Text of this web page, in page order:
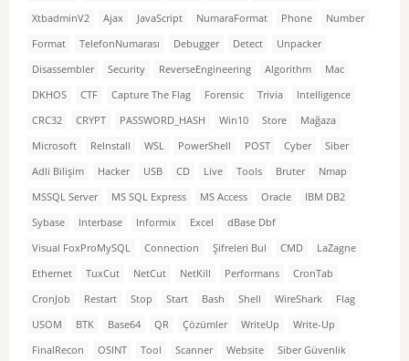
XtbadminV2
Ajax JavaScript NumaraFormat Phone
Number
Format
TelefonNumarası Debugger Detect
Unpacker
Disassembler
Security ReverseEngineering Algorithm
Mac
DKHOS
CTF Capture The Flag Forensic Trivia
Intelligence
CRC32
CRYPT PASSWORD_HASH Win10 Store
Mağaza
Microsoft
ReInstall WSL PowerShell POST Cyber
Siber
Adli Bilişim
Hacker USB CD Live Tools Bruter
Nmap
MSSQL Server
MS SQL Express MS Access Oracle
IBM DB2
Sybase
Interbase Informix Excel
dBase Dbf
Visual FoxProMySQL
Connection Şifreleri Bul CMD
LaZagne
Ethernet
TuxCut NetCut NetKill Performans
CronTab
CronJob
Restart Stop Start Bash Shell WireShark
Flag
USOM
BTK Base64 QR Çözümler WriteUp
Write-Up
FinalRecon
OSINT Tool Scanner Website
Siber Güvenlik